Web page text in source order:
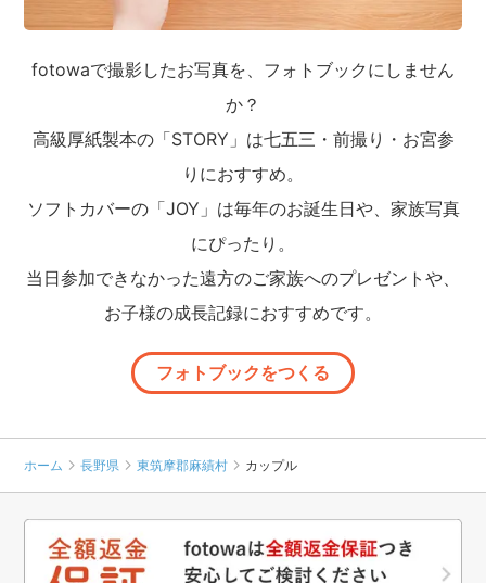
fotowaで撮影したお写真を、フォトブックにしません
か？
高級厚紙製本の「STORY」は七五三・前撮り・お宮参
りにおすすめ。
ソフトカバーの「JOY」は毎年のお誕生日や、家族写真
にぴったり。
当日参加できなかった遠方のご家族へのプレゼントや、
お子様の成長記録におすすめです。
フォトブックをつくる
ホーム 長野県 東筑摩郡麻績村 カップル